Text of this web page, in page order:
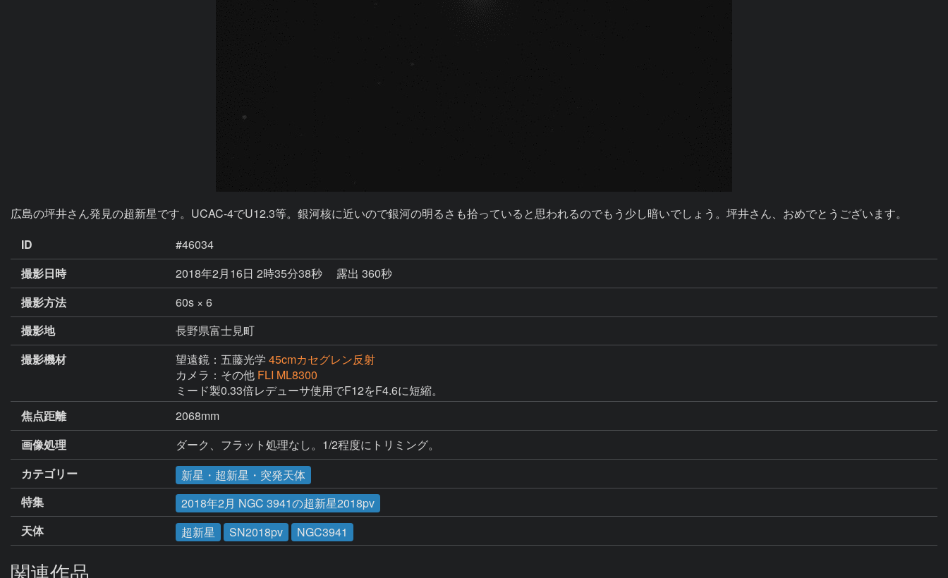
広島の坪井さん発見の超新星です。UCAC-4でU12.3等。銀河核に近いので銀河の明るさも拾っていると思われるのでもう少し暗いでしょう。坪井さん、おめでとうございます。
ID
#46034
撮影日時
2018年2月16日 2時35分38秒
露出 360秒
撮影方法
60s × 6
撮影地
長野県富士見町
撮影機材
望遠鏡：五藤光学 45cmカセグレン反射
カメラ：その他 FLI ML8300
ミード製0.33倍レデューサ使用でF12をF4.6に短縮。
焦点距離
2068mm
画像処理
ダーク、フラット処理なし。1/2程度にトリミング。
カテゴリー
新星・超新星・突発天体
特集
2018年2月 NGC 3941の超新星2018pv
天体
超新星 SN2018pv NGC3941
関連作品